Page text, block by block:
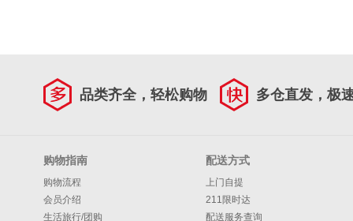
品类齐全，轻松购物 多仓直发，极
购物指南
购物流程
会员介绍
生活旅行/团购
配送方式
上门自提
211限时达
配送服务查询